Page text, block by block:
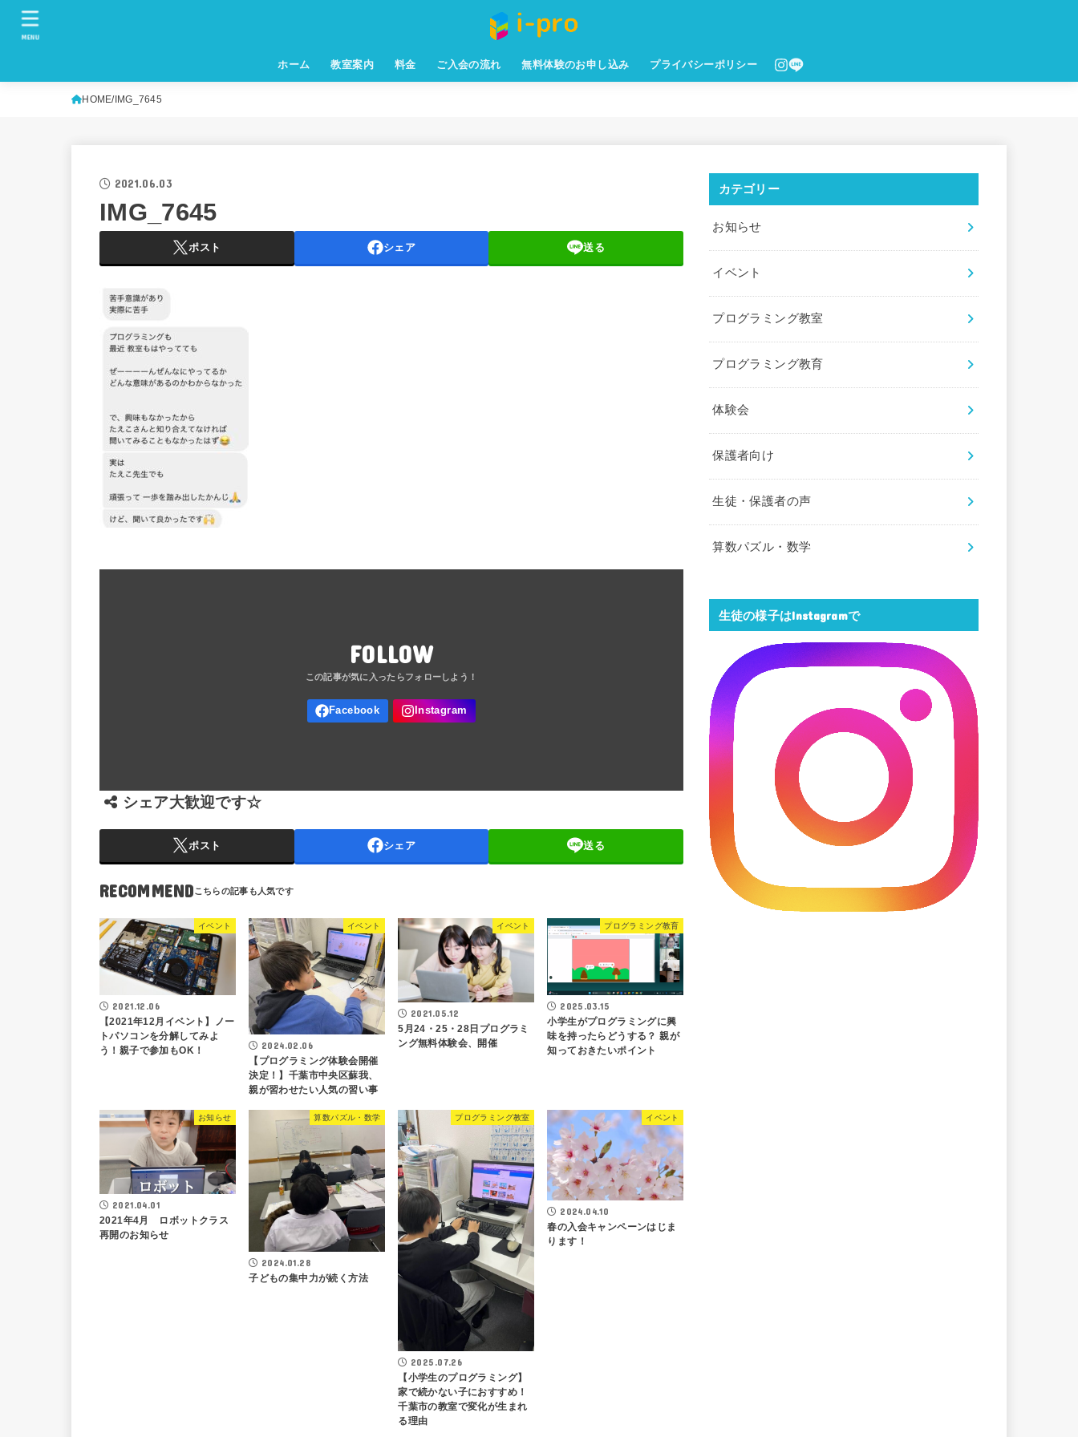
ホーム 教室案内 料金 ご入会の流れ 無料体験のお申し込み プライバシーポリシー
MENU
HOME IMG_7645
2021.06.03
IMG_7645
ポスト シェア 送る
FOLLOW
シェア大歓迎です☆
ポスト シェア 送る
RECOMMEND
イベント
2021.12.06
【2021年12月イベント】ノー
トパソコンを分解してみよ
う！親子で参加もOK！
イベント
2024.02.06
【プログラミング体験会開催
決定！】千葉市中央区蘇我、
親が習わせたい人気の習い事
イベント
2021.05.12
5月24・25・28日プログラミ
ング無料体験会、開催
プログラミング教育
2025.03.15
小学生がプログラミングに興
味を持ったらどうする？ 親が
知っておきたいポイント
お知らせ
2021.04.01
2021年4月 ロボットクラス
再開のお知らせ
算数パズル・数学
2024.01.28
子どもの集中力が続く方法
プログラミング教室
2025.07.26
【小学生のプログラミング】
家で続かない子におすすめ！
千葉市の教室で変化が生まれ
る理由
イベント
2024.04.10
春の入会キャンペーンはじま
ります！
カテゴリー
お知らせ
イベント
プログラミング教室
プログラミング教育
体験会
保護者向け
生徒・保護者の声
算数パズル・数学
生徒の様子はInstagramで